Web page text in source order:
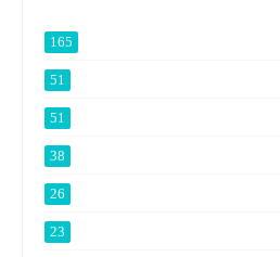
165
51
51
38
26
23